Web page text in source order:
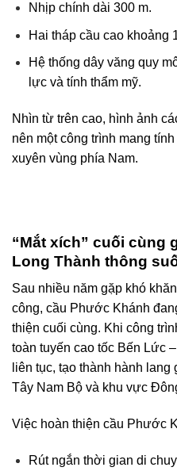
Nhịp chính dài 300 m.
Hai tháp cầu cao khoảng
Hệ thống dây văng quy
lực và tính thẩm mỹ.
Nhìn từ trên cao, hình ảnh
nên một công trình mang
xuyên vùng phía Nam.
“Mắt xích” cuối cùng
Long Thành thông
Sau nhiều năm gặp khó
công, cầu Phước Khánh
thiện cuối cùng. Khi công
toàn tuyến cao tốc Bến Lức
liên tục, tạo thành hành
Tây Nam Bộ và khu vực
Việc hoàn thiện cầu Phước
Rút ngắn thời gian di